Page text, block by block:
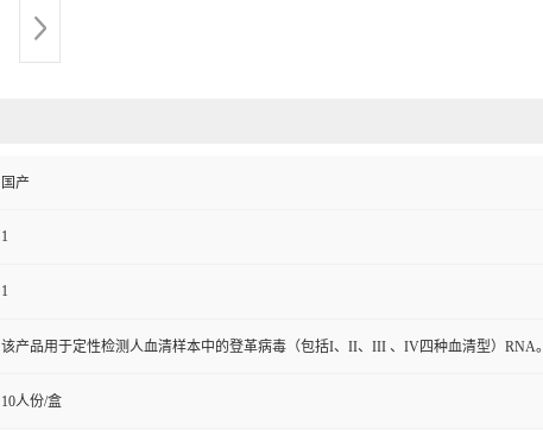
国产
1
1
该产品用于定性检测人血清样本中的登革病毒（包括I、II、III 、IV四种血清型）RNA。
10人份/盒